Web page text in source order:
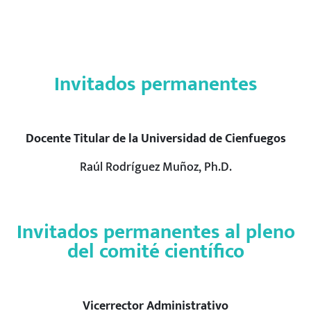
Invitados permanentes
Docente Titular de la Universidad de Cienfuegos
Raúl Rodríguez Muñoz, Ph.D.
Invitados permanentes al pleno
del comité científico
Vicerrector Administrativo